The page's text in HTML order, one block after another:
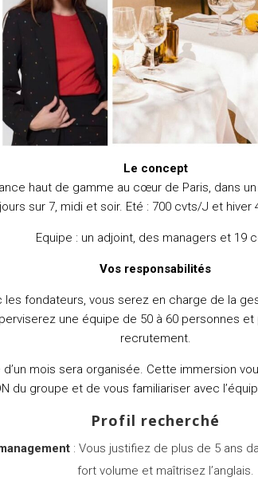
Le concept
haut de gamme au cœur de Paris, dans
jours sur 7, midi et soir. Eté : 700 cvts/J et hiver
Equipe : un adjoint, des managers et 19
Vos responsabilités
les fondateurs, vous serez en charge de la
une équipe de 50 à 60 personnes
recrutement.
mois sera organisée. Cette immersion
du groupe et de vous familiariser avec
Profil recherché
: Vous justifiez de plus de 5 ans
fort volume et maîtrisez l’anglais.